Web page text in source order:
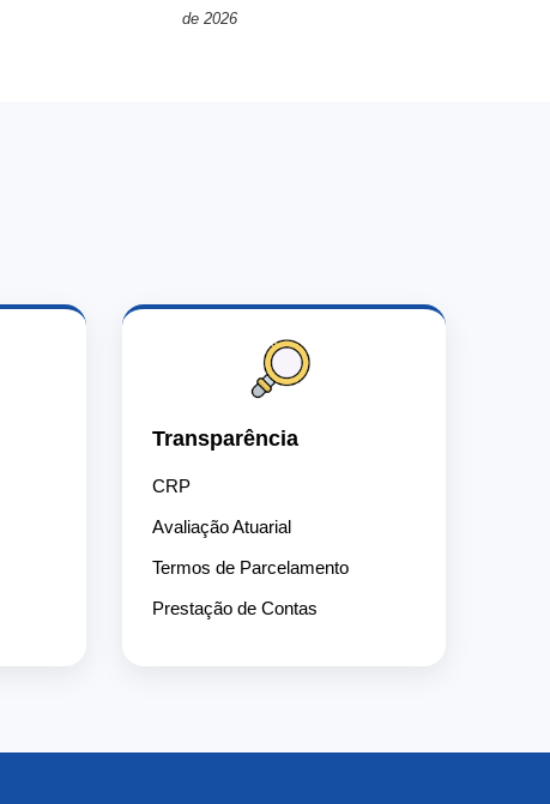
de 2026
Transparência
CRP
Avaliação Atuarial
Termos de Parcelamento
Prestação de Contas